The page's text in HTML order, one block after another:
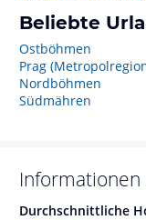
Beliebte
Ostböhmen
Prag
Nordböhmen
Südmähren
Informationen
Durchschnittliche